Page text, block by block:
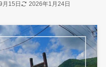
月15日 2026年1月24日